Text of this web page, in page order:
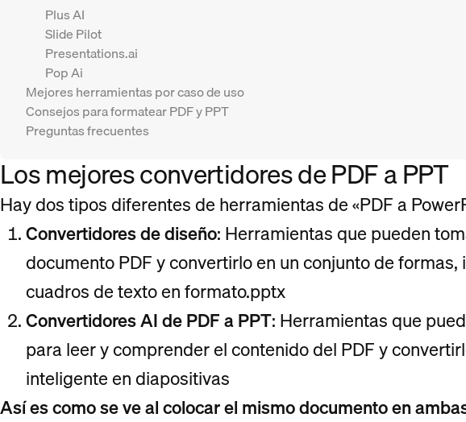
Plus AI
Slide Pilot
Presentations.ai
Pop Ai
Mejores herramientas por caso de uso
Consejos para formatear PDF y PPT
Preguntas frecuentes
Los mejores convertidores de PDF a PPT
Hay dos tipos diferentes de herramientas de «PDF a
Convertidores de diseño: Herramientas que pueden
documento PDF y convertirlo en un conjunto de formas,
cuadros de texto en formato.pptx
Convertidores AI de PDF a PPT: Herramientas que
para leer y comprender el contenido del PDF y
inteligente en diapositivas
Así es como se ve al colocar el mismo documento en